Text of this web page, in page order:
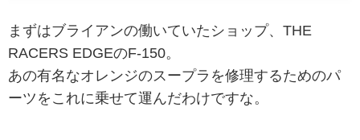
まずはブライアンの働いていたショップ、THE
RACERS EDGEのF-150。
あの有名なオレンジのスープラを修理するためのパ
ーツをこれに乗せて運んだわけですな。